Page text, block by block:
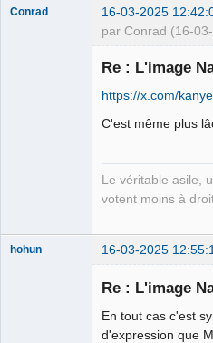
Conrad 16-03-2025
par Conrad (16-
Re : L'image
https://x.com/
C'est même plus
Le véritable asile,
votent moins à
hohun 16-03-2025
Re : L'image
En tout cas c'est
d'expression que